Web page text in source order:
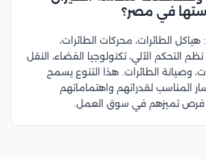
في مصر؟
الطائرات، محركات الطائرات،
نظم التحكم الآلي، تكنولوجيا الفضاء، النقل
وصيانة الطائرات. هذا التنوع يسمح
المناسب لقدراتهم واهتماماتهم
فرص تميزهم في سوق العمل.